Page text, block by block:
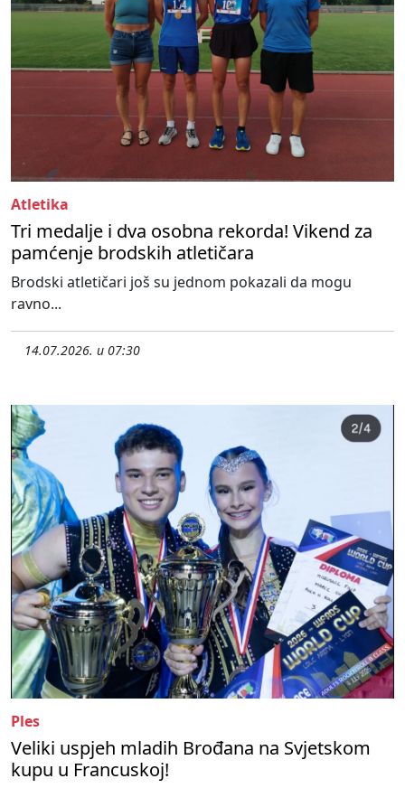
Atletika
Tri medalje i dva osobna rekorda! Vikend za
pamćenje brodskih atletičara
Brodski atletičari još su jednom pokazali da mogu
ravno...
14.07.2026. u 07:30
Ples
Veliki uspjeh mladih Brođana na Svjetskom
kupu u Francuskoj!